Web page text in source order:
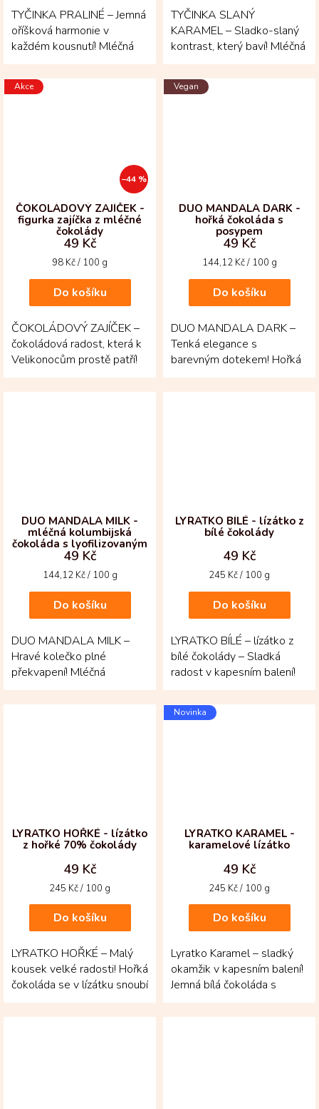
TYČINKA PRALINÉ – Jemná
oříšková harmonie v
každém kousnutí! Mléčná
50 % čokoláda obaluje
bohatou náplň praliné,...
TYČINKA SLANÝ
KARAMEL – Sladko-slaný
kontrast, který baví! Mléčná
50 % čokoláda z Kolumbie
ukrývá náplň, kde se
jemná...
Akce
–44 %
ČOKOLÁDOVÝ ZAJÍČEK -
figurka zajíčka z mléčné
čokolády
49 Kč
Měrná
98 Kč / 100 g
Do košíku
ČOKOLÁDOVÝ ZAJÍČEK –
čokoládová radost, která k
Velikonocům prostě patří!
Figurka zajíčka z mléčné
čokolády zaujme...
Vegan
DUO MANDALA DARK -
hořká čokoláda s
posypem
49 Kč
Měrná
144,12 Kč / 100 g
Do košíku
DUO MANDALA DARK –
Tenká elegance s
barevným dotekem! Hořká
čokoláda z kakaových bobů
Fino de Aroma...
DUO MANDALA MILK -
mléčná kolumbijská
čokoláda s lyofilizovaným
ovocem
49 Kč
Měrná
144,12 Kč / 100 g
Do košíku
DUO MANDALA MILK –
Hravé kolečko plné
překvapení! Mléčná
kolumbijská čokoláda Fino
de Aroma přináší jemnou
LYRATKO BÍLÉ - lízátko z
bílé čokolády
49 Kč
Měrná
245 Kč / 100 g
Do košíku
LYRATKO BÍLÉ – lízátko z
bílé čokolády – Sladká
radost v kapesním balení!
Jemná bílá čokoláda s
kvalitním kakaovým...
LYRATKO HOŘKÉ - lízátko
z hořké 70% čokolády
49 Kč
Měrná
245 Kč / 100 g
Do košíku
LYRATKO HOŘKÉ – Malý
kousek velké radosti! Hořká
čokoláda se v lízátku snoubí
s jemnou texturou a hravým
tvarem,...
Novinka
LYRATKO KARAMEL -
karamelové lízátko
49 Kč
Měrná
245 Kč / 100 g
Do košíku
Lyratko Karamel – sladký
okamžik v kapesním balení!
Jemná bílá čokoláda s
karamelovou příchutí přináší
lahodnou,...